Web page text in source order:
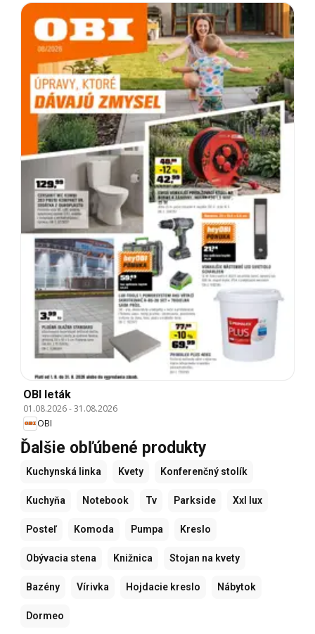
OBI leták
01.08.2026-31.08.2026
OBI
Ďalšie obľúbené produkty
Kuchynská linka Kvety Konferenčný stolík
Kuchyňa Notebook Tv Parkside Xxl lux
Posteľ Komoda Pumpa Kreslo
Obývacia stena Knižnica Stojan na kvety
Bazény Vírivka Hojdacie kreslo Nábytok
Dormeo